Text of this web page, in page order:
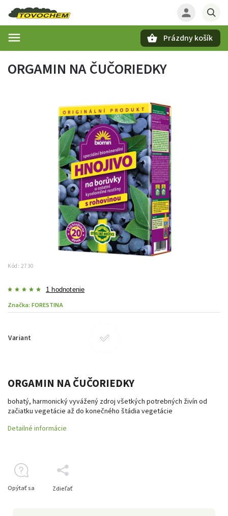
Prázdny košík
ORGAMIN NA ČUČORIEDKY
Kód: 2730
1 hodnotenie
Značka: FORESTINA
Variant
ORGAMIN NA ČUČORIEDKY
bohatý, harmonický vyvážený zdroj všetkých potrebných živín od
začiatku vegetácie až do konečného štádia vegetácie
Detailné informácie
Opýtať sa Zdieľať